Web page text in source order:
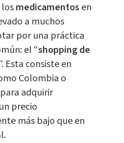
medicamentos en
a muchos
por una práctica
el “shopping de
Esta consiste en
Colombia o
adquirir
precio
más bajo que en